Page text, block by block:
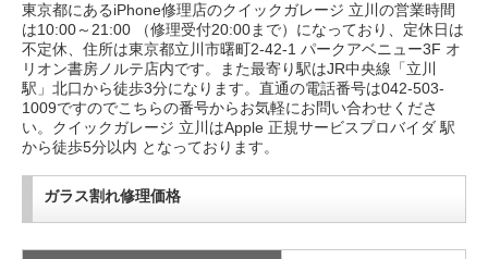
東京都にあるiPhone修理店のクイックガレージ 立川の営業時間
は10:00～21:00 （修理受付20:00まで）になっており、定休日は
不定休、住所は東京都立川市曙町2-42-1 パークアベニュー3F オ
リオン書房ノルテ店内です。また最寄り駅はJR中央線「立川
駅」北口から徒歩3分になります。直通の電話番号は042-503-
1009ですのでこちらの番号からお気軽にお問い合わせくださ
い。クイックガレージ 立川はApple 正規サービスプロバイダ 駅
から徒歩5分以内 となっております。
ガラス割れ修理価格